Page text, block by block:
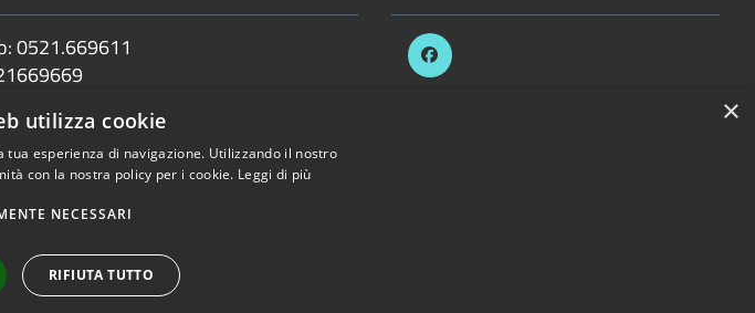
0521.669611
Copyright © 2026 • Comune di Sorbolo Mezzani • Powered by
×
utilizza cookie
esperienza di navigazione. Utilizzando il nostro
con la nostra policy per i cookie. Leggi di più
NECESSARI
RIFIUTA TUTTO